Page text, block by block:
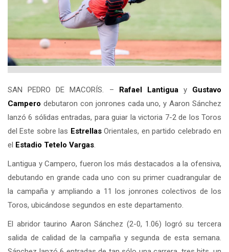
SAN PEDRO DE MACORÍS. – Rafael Lantiguay Gustavo
Campero debutaron con jonrones cada uno, y Aaron Sánchez
lanzó 6 sólidas entradas, para guiar la victoria 7-2 de los Toros
del Este sobre las EstrellasOrientales, en partido celebrado en
el
Estadio Tetelo Vargas.
Lantigua y Campero, fueron los más destacados a la ofensiva,
debutando en grande cada uno con su primer cuadrangular de
la campaña y ampliando a 11 los jonrones colectivos de los
Toros, ubicándose segundos en este departamento.
El abridor taurino Aaron Sánchez (2-0, 1.06) logró su tercera
salida de calidad de la campaña y segunda de esta semana.